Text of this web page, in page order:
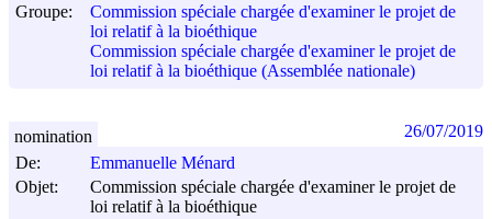
Groupe:
Commission spéciale chargée d'examiner le projet de
loi relatif à la bioéthique
Commission spéciale chargée d'examiner le projet de
loi relatif à la bioéthique (Assemblée nationale)
De:
Emmanuelle Ménard
Objet:
Commission spéciale chargée d'examiner le projet de
loi relatif à la bioéthique
nomination 26/07/2019